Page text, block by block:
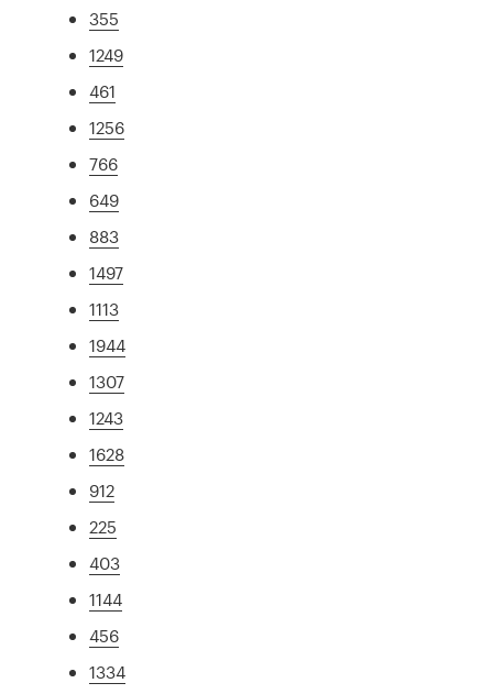
355
1249
461
1256
766
649
883
1497
1113
1944
1307
1243
1628
912
225
403
1144
456
1334